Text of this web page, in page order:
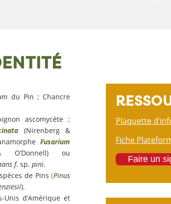
du Pin ; Chancre
ascomycète ;
(Nirenberg &
Fusarium
ou
f. sp. pini.
de Pins (Pinus
).
Unis d’Amérique et
Plaquette
Fiche
Faire un